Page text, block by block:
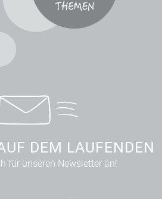
DEM LAUFENDEN
für unseren Newsletter an!